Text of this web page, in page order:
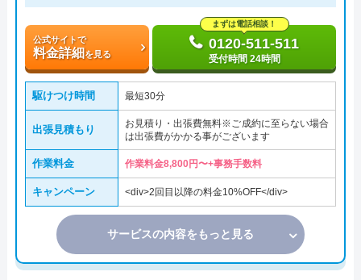
公式サイトで
料金詳細を見る
まずは電話相談！
0120-511-511
受付時間 24時間
駆けつけ時間 最短30分
出張見積もり
お見積り・出張費無料※ご成約に至らない場合
は出張費がかかる事がございます
作業料金 作業料金8,800円〜+事務手数料
キャンペーン <div>2回目以降の料金10%OFF</div>
サービスの内容をもっと見る